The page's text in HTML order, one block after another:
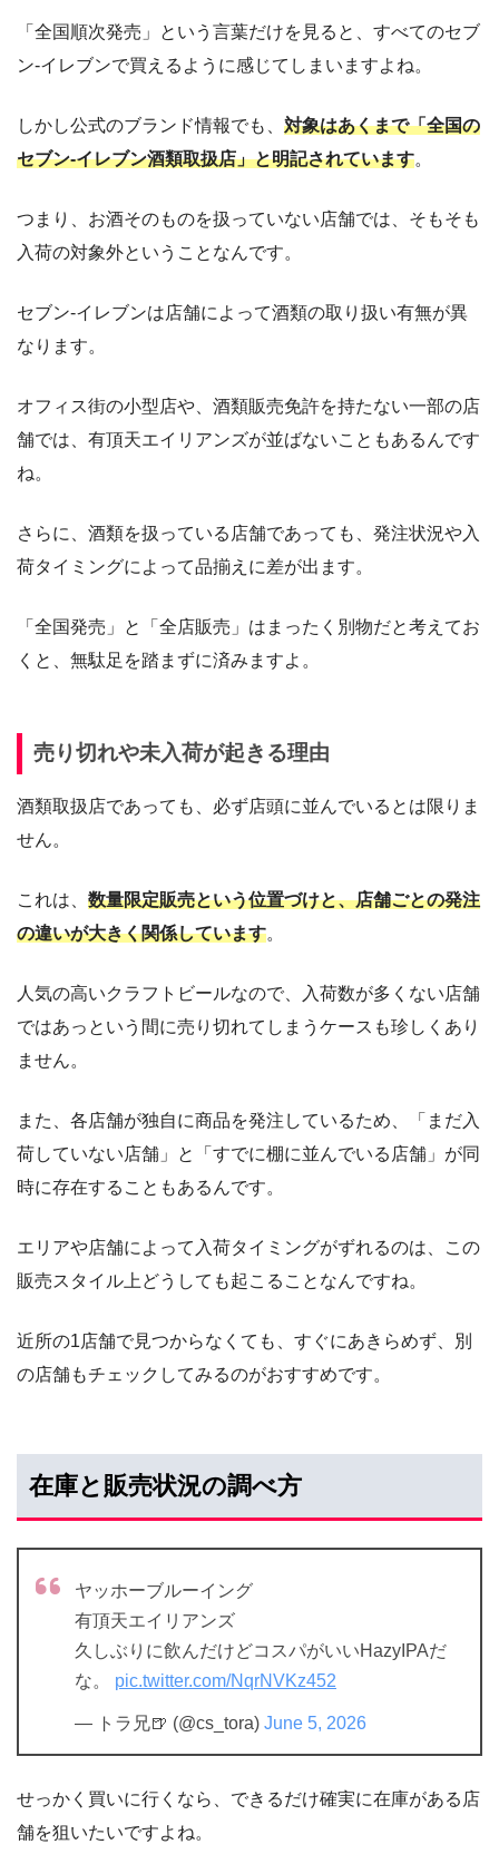
「全国順次発売」という言葉だけを見ると、すべてのセブ
ン‐イレブンで買えるように感じてしまいますよね。
しかし公式のブランド情報でも、 対象はあくまで「全国の
セブン‐イレブン酒類取扱店」と明記されています。
つまり、お酒そのものを扱っていない店舗では、そもそも
入荷の対象外ということなんです。
セブン‐イレブンは店舗によって酒類の取り扱い有無が異
なります。
オフィス街の小型店や、酒類販売免許を持たない一部の店
舗では、有頂天エイリアンズが並ばないこともあるんです
ね。
さらに、酒類を扱っている店舗であっても、発注状況や入
荷タイミングによって品揃えに差が出ます。
「全国発売」と「全店販売」はまったく別物だと考えてお
くと、無駄足を踏まずに済みますよ。
売り切れや未入荷が起きる理由
酒類取扱店であっても、必ず店頭に並んでいるとは限りま
せん。
これは、 数量限定販売という位置づけと、店舗ごとの発注
の違いが大きく関係しています。
人気の高いクラフトビールなので、入荷数が多くない店舗
ではあっという間に売り切れてしまうケースも珍しくあり
ません。
また、各店舗が独自に商品を発注しているため、「まだ入
荷していない店舗」と「すでに棚に並んでいる店舗」が同
時に存在することもあるんです。
エリアや店舗によって入荷タイミングがずれるのは、この
販売スタイル上どうしても起こることなんですね。
近所の1店舗で見つからなくても、すぐにあきらめず、別
の店舗もチェックしてみるのがおすすめです。
在庫と販売状況の調べ方
ヤッホーブルーイング
有頂天エイリアンズ
久しぶりに飲んだけどコスパがいいHazyIPAだ
な。 pic.twitter.com/NqrNVKz452
— トラ兄🍺 (@cs_tora) June 5, 2026
せっかく買いに行くなら、できるだけ確実に在庫がある店
舗を狙いたいですよね。